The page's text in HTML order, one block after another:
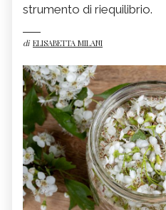
strumento di riequilibrio.
di ELISABETTA MILANI